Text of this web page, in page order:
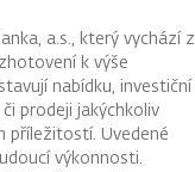
a.s., který vychází z
k výše
nabídku, investiční
prodeji jakýchkoliv
příležitostí. Uvedené
výkonnosti.